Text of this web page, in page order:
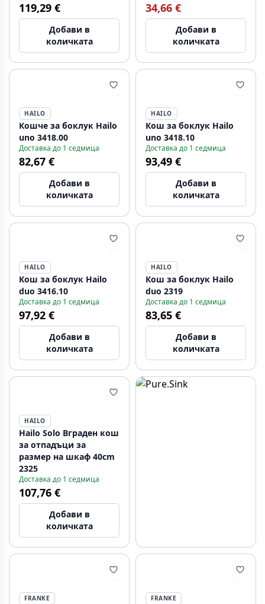
119,29 €
Добави в
количката
34,66 €
Добави в
количката
HAILO
Кошче за боклук Hailo
uno 3418.00
Доставка до 1 седмица
82,67 €
Добави в
количката
HAILO
Кош за боклук Hailo
uno 3418.10
Доставка до 1 седмица
93,49 €
Добави в
количката
HAILO
Кош за боклук Hailo
duo 3416.10
Доставка до 1 седмица
97,92 €
Добави в
количката
HAILO
Кош за боклук Hailo
duo 2319
Доставка до 1 седмица
83,65 €
Добави в
количката
HAILO
Hailo Solo Вграден кош
за отпадъци за
размер на шкаф 40cm
2325
Доставка до 1 седмица
107,76 €
Добави в
количката
FRANKE FRANKE